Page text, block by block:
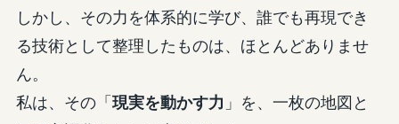
しかし、その力を体系的に学び、誰でも再現でき
る技術として整理したものは、ほとんどありませ
ん。
私は、その「 現実を動かす力 」を、一枚の地図と